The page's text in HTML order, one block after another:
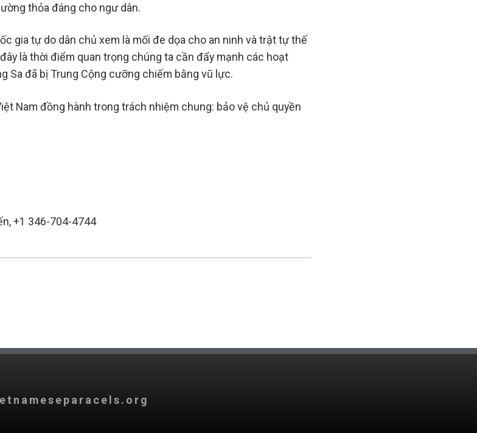
thỏa đáng cho ngư dân.
gia tự do dân chủ xem là mối đe dọa cho an ninh và trật tự thế
là thời điểm quan trọng chúng ta cần đẩy mạnh các hoạt
Sa đã bị Trung Cộng cưỡng chiếm bằng vũ lực.
Nam đồng hành trong trách nhiệm chung: bảo vệ chủ quyền
+1 346-704-4744